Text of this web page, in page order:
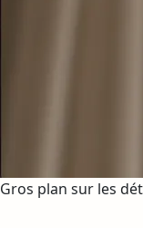
Gros plan sur les